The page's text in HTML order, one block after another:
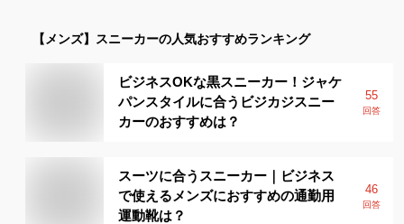
【メンズ】 スニーカーの人気おすすめランキング
ビジネスOKな黒スニーカー！ジャケ
パンスタイルに合うビジカジスニー
カーのおすすめは？
55
回答
スーツに合うスニーカー｜ビジネス
で使えるメンズにおすすめの通勤用
運動靴は？
46
回答